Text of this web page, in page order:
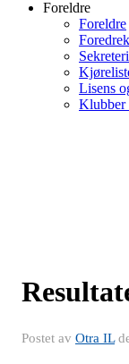
Foreldre
Foreldre
Lisens
Klubber
Postet av Otra IL